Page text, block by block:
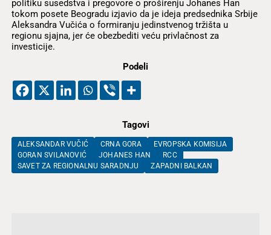
politiku susedstva i pregovore o proširenju Johanes Han
tokom posete Beogradu izjavio da je ideja predsednika Srbije
Aleksandra Vučića o formiranju jedinstvenog tržišta u
regionu sjajna, jer će obezbediti veću privlačnost za
investicije.
Podeli
Tagovi
ALEKSANDAR VUČIĆ CRNA GORA
EVROPSKA KOMISIJA
GORAN SVILANOVIĆ
JOHANES HAN
RCC
SAVET ZA REGIONALNU SARADNJU
ZAPADNI BALKAN